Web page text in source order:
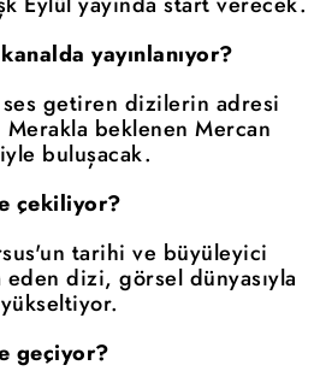
yayınlanıyor?
getiren dizilerin adresi
beklenen Mercan
buluşacak.
çekiliyor?
tarihi ve büyüleyici
dizi, görsel dünyasıyla
geçiyor?